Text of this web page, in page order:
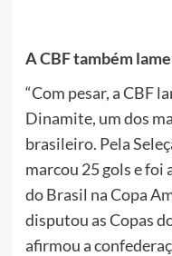
A CBF também
“Com pesar, a CBF
Dinamite, um dos
brasileiro. Pela
marcou 25 gols e
do Brasil na Copa
disputou as Copas
afirmou a